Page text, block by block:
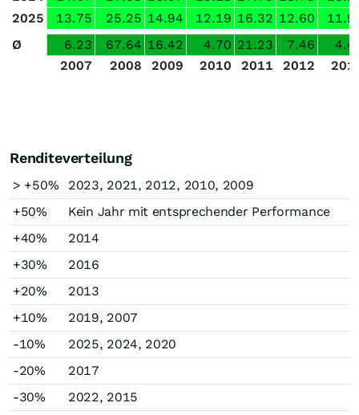
2025
13.75 25.25 14.94 12.19 16.32 12.60
Ø
6.23 67.64 16.42 4.70 21.23 7.46
2007
2008 2009 2010 2011 2012
Renditeverteilung
> +50%
2023, 2021, 2012, 2010, 2009
+50%
Kein Jahr mit entsprechender Performance
+40%
2014
+30%
2016
+20%
2013
+10%
2019, 2007
-10%
2025, 2024, 2020
-20%
2017
-30%
2022, 2015